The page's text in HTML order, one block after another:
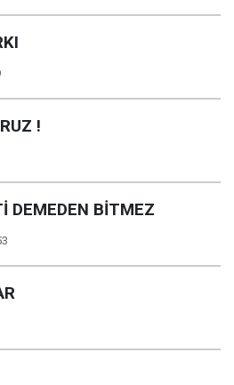
!
DEMEDEN BİTMEZ